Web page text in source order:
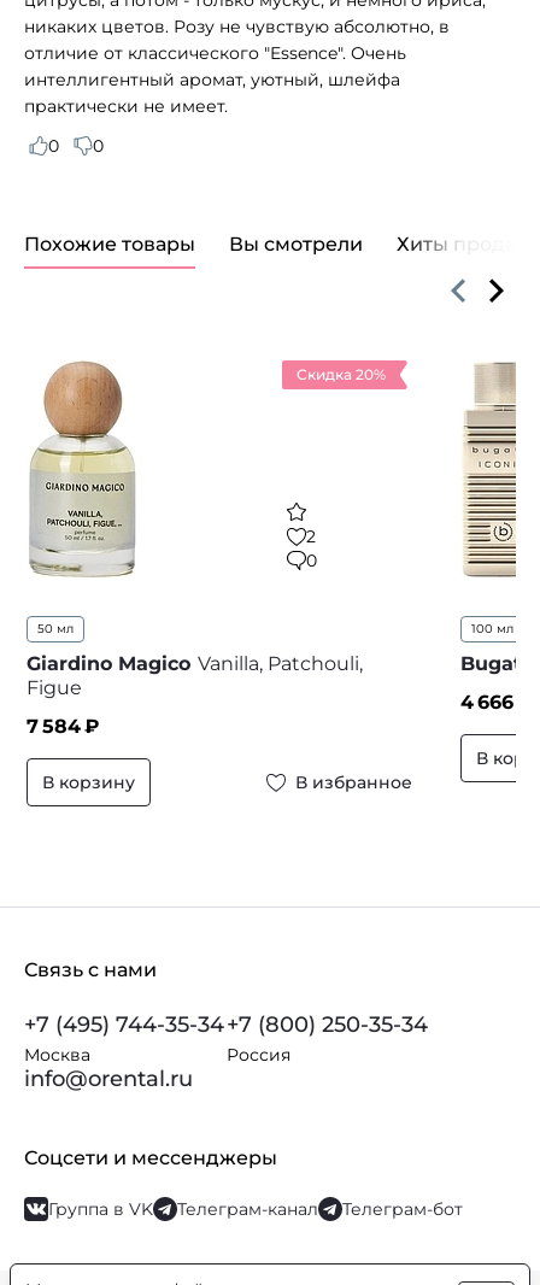
никаких цветов. Розу не чувствую абсолютно, в
отличие от классического "Essence". Очень
интеллигентный аромат, уютный, шлейфа
практически не имеет.
0
0
Похожие товары Вы смотрели Хиты продаж
Скидка 20%
2
0
50 мл
Giardino Magico Vanilla, Patchouli,
Figue
7 584₽
В корзину В избранное
100 мл
Bugatti
4 666
В
Связь с нами
+7 (495) 744-35-34
Москва
+7 (800) 250-35-34
Россия
info@orental.ru
Соцсети и мессенджеры
Группа в VK Телеграм-канал Телеграм-бот